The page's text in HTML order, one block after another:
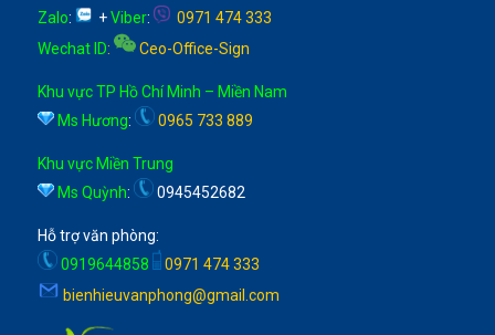
Zalo: +Viber:
0971 474 333
Wechat ID: Ceo-Office-Sign
Khu vực TP Hồ Chí Minh – Miền Nam
Ms Hương: 0965 733 889
Khu vực Miền Trung
Ms Quỳnh: 0945452682
Hỗ trợ văn phòng:
0919644858
0971 474 333
bienhieuvanphong@gmail.com